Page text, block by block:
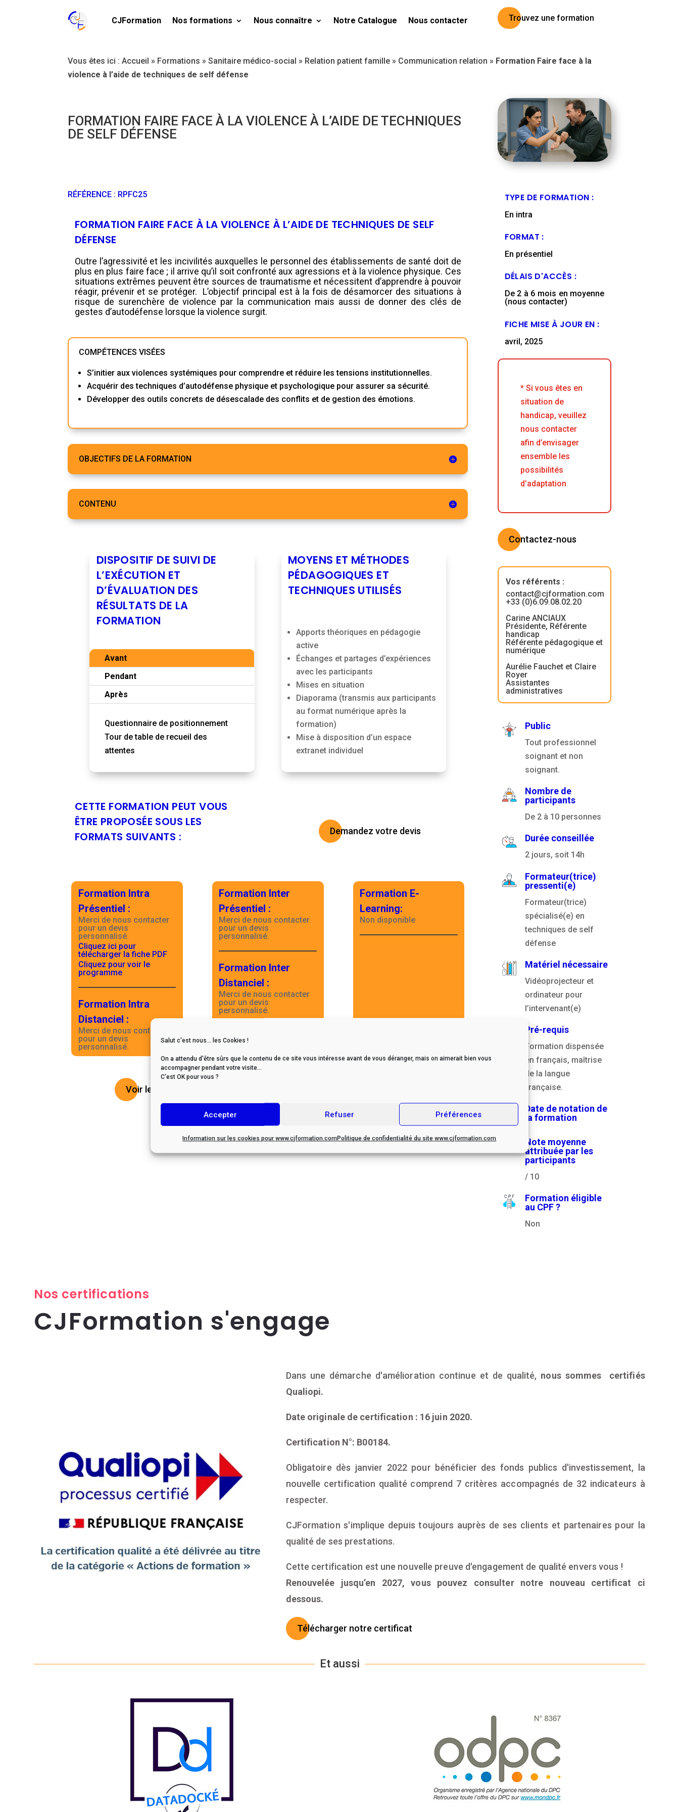
Salut c'est nous... les Cookies !
On a attendu d'être sûrs que le contenu de ce site vous intéresse avant de vous déranger, mais on aimerait bien vous
accompagner pendant votre visite...
C'est OK pour vous ?
Accepter Refuser Préférences
Information sur les cookies pour www.cjformation.comPolitique de confidentialité du site www.cjformation.com
CJFormation Nos formations Nous connaître Notre Catalogue Nous contacter Trouvez une formation
Vous êtes ici :Accueil » Formations »Sanitaire médico-social » Relation patient famille » Communication relation » Formation Faire face à la
violence à l’aide de techniques de self défense
FORMATION FAIRE FACE À LA VIOLENCE À L’AIDE DE TECHNIQUES
DE SELF DÉFENSE
RÉFÉRENCE : RPFC25
FORMATION FAIRE FACE À LA VIOLENCE À L’AIDE DE TECHNIQUES DE SELF
DÉFENSE
Outre l’agressivité et les incivilités auxquelles le personnel des établissements de santé doit de
plus en plus faire face ; il arrive qu’il soit confronté aux agressions et à la violence physique. Ces
situations extrêmes peuvent être sources de traumatisme et nécessitent d’apprendre à pouvoir
réagir, prévenir et se protéger. L’objectif principal est à la fois de désamorcer des situations à
risque de surenchère de violence par la communication mais aussi de donner des clés de
gestes d’autodéfense lorsque la violence surgit.
COMPÉTENCES VISÉES
S’initier aux violences systémiques pour comprendre et réduire les tensions institutionnelles.
Acquérir des techniques d’autodéfense physique et psychologique pour assurer sa sécurité.
Développer des outils concrets de désescalade des conflits et de gestion des émotions.
OBJECTIFS DE LA FORMATION
CONTENU
DISPOSITIF DE SUIVI DE
L’EXÉCUTION ET
D’ÉVALUATION DES
RÉSULTATS DE LA
FORMATION
Avant
Pendant
Après
Questionnaire de positionnement
Tour de table de recueil des
attentes
MOYENS ET MÉTHODES
PÉDAGOGIQUES ET
TECHNIQUES UTILISÉS
Apports théoriques en pédagogie
active
Échanges et partages d’expériences
avec les participants
Mises en situation
Diaporama (transmis aux participants
au format numérique après la
formation)
Mise à disposition d’un espace
extranet individuel
CETTE FORMATION PEUT VOUS
ÊTRE PROPOSÉE SOUS LES
FORMATS SUIVANTS :
Demandez votre devis
Formation Intra
Présentiel :
Merci de nous contacter
pour un devis
personnalisé.
Cliquez ici pour
télécharger la fiche PDF
Cliquez pour voir le
programme
Formation Intra
Distanciel :
Merci de nous contacter
pour un devis
personnalisé.
Formation Inter
Présentiel :
Merci de nous contacter
pour un devis
personnalisé.
Formation Inter
Distanciel :
Merci de nous contacter
pour un devis
personnalisé.
Formation E-
Learning:
Non disponible
Voir le catalogue
TYPE DE FORMATION :
En intra
FORMAT :
En présentiel
DÉLAIS D'ACCÈS :
De 2 à 6 mois en moyenne
(nous contacter)
FICHE MISE À JOUR EN :
avril, 2025
* Si vous êtes en
situation de
handicap, veuillez
nous contacter
afin d’envisager
ensemble les
possibilités
d’adaptation
Contactez-nous
Vos référents :
contact@cjformation.com
+33 (0)6.09.08.02.20
Carine ANCIAUX
Présidente, Référente
handicap
Référente pédagogique et
numérique
Aurélie Fauchet et Claire
Royer
Assistantes
administratives
Public
Tout professionnel
soignant et non
soignant.
Nombre de
participants
De 2 à 10 personnes
Durée conseillée
2 jours, soit 14h
Formateur(trice)
pressenti(e)
Formateur(trice)
spécialisé(e) en
techniques de self
défense
Matériel nécessaire
Vidéoprojecteur et
ordinateur pour
l’intervenant(e)
Pré-requis
Formation dispensée
en français, maîtrise
de la langue
française.
Date de notation de
la formation
Note moyenne
attribuée par les
participants
/ 10
Formation éligible
au CPF ?
Non
Nos certifications
CJFormation s'engage
Dans une démarche d'amélioration continue et de qualité, nous sommes certifiés
Qualiopi.
Date originale de certification : 16 juin 2020.
Certification N°: B00184.
Obligatoire dès janvier 2022 pour bénéficier des fonds publics d'investissement, la
nouvelle certification qualité comprend 7 critères accompagnés de 32 indicateurs à
respecter.
CJFormation s'implique depuis toujours auprès de ses clients et partenaires pour la
qualité de ses prestations.
Cette certification est une nouvelle preuve d'engagement de qualité envers vous !
Renouvelée jusqu’en 2027, vous pouvez consulter notre nouveau certificat ci
dessous.
Télécharger notre certificat
Et aussi